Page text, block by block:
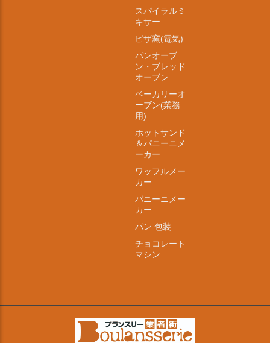
スパイラルミ
キサー
ピザ窯(電気)
パンオーブ
ン・ブレッド
オーブン
ベーカリーオ
ーブン(業務
用)
ホットサンド
＆パニーニメ
ーカー
ワッフルメー
カー
パニーニメー
カー
パン 包装
チョコレート
マシン